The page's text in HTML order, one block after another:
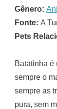
Gênero:
Fonte: A
Pets
Batatinha é
sempre o
sempre as
pura, sem